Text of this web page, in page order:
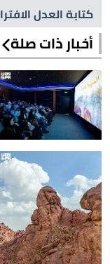
كتابة العدل
أخبار ذات صلة